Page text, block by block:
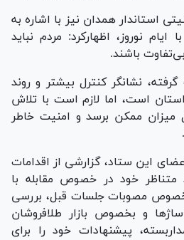
استاندار همدان نیز با اشاره به
نوروز، اظهارکرد: مردم نباید
باشند.
نشانگر کنترل بیشتر و روند
است، اما لازم است با تلاش
میزان ممکن برسد و امنیت خاطر
این ستاد، گزارشی از اقدامات
خود در خصوص مقابله با
خصوص مصوبات جلسات قبل، بررسی
و بخصوص بازار طلافروشان
پیشنهادات خود را برای